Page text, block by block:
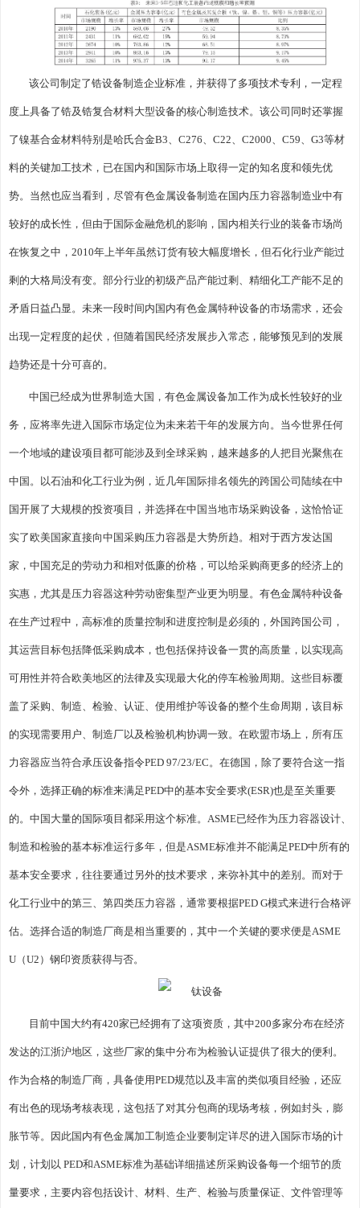
该公司制定了锆设备制造企业标准，并获得了多项技术专利，一定程
度上具备了锆及锆复合材料大型设备的核心制造技术。该公司同时还掌握
了镍基合金材料特别是哈氏合金B3、C276、C22、C2000、C59、G3等材
料的关键加工技术，已在国内和国际市场上取得一定的知名度和领先优
势。当然也应当看到，尽管有色金属设备制造在国内压力容器制造业中有
较好的成长性，但由于国际金融危机的影响，国内相关行业的装备市场尚
在恢复之中，2010年上半年虽然订货有较大幅度增长，但石化行业产能过
剩的大格局没有变。部分行业的初级产品产能过剩、精细化工产能不足的
矛盾日益凸显。未来一段时间内国内有色金属特种设备的市场需求，还会
出现一定程度的起伏，但随着国民经济发展步入常态，能够预见到的发展
趋势还是十分可喜的。
中国已经成为世界制造大国，有色金属设备加工作为成长性较好的业
务，应将率先进入国际市场定位为未来若干年的发展方向。当今世界任何
一个地域的建设项目都可能涉及到全球采购，越来越多的人把目光聚焦在
中国。以石油和化工行业为例，近几年国际排名领先的跨国公司陆续在中
国开展了大规模的投资项目，并选择在中国当地市场采购设备，这恰恰证
实了欧美国家直接向中国采购压力容器是大势所趋。相对于西方发达国
家，中国充足的劳动力和相对低廉的价格，可以给采购商更多的经济上的
实惠，尤其是压力容器这种劳动密集型产业更为明显。有色金属特种设备
在生产过程中，高标准的质量控制和进度控制是必须的，外国跨国公司，
其运营目标包括降低采购成本，也包括保持设备一贯的高质量，以实现高
可用性并符合欧美地区的法律及实现最大化的停车检验周期。这些目标覆
盖了采购、制造、检验、认证、使用维护等设备的整个生命周期，该目标
的实现需要用户、制造厂以及检验机构协调一致。在欧盟市场上，所有压
力容器应当符合承压设备指令PED 97/23/EC。在德国，除了要符合这一指
令外，选择正确的标准来满足PED中的基本安全要求(ESR)也是至关重要
的。中国大量的国际项目都采用这个标准。ASME已经作为压力容器设计、
制造和检验的基本标准运行多年，但是ASME标准并不能满足PED中所有的
基本安全要求，往往要通过另外的技术要求，来弥补其中的差别。而对于
化工行业中的第三、第四类压力容器，通常要根据PED G模式来进行合格评
估。选择合适的制造厂商是相当重要的，其中一个关键的要求便是ASME
U（U2）钢印资质获得与否。
目前中国大约有420家已经拥有了这项资质，其中200多家分布在经济
发达的江浙沪地区，这些厂家的集中分布为检验认证提供了很大的便利。
作为合格的制造厂商，具备使用PED规范以及丰富的类似项目经验，还应
有出色的现场考核表现，这包括了对其分包商的现场考核，例如封头，膨
胀节等。因此国内有色金属加工制造企业要制定详尽的进入国际市场的计
划，计划以 PED和ASME标准为基础详细描述所采购设备每一个细节的质
量要求，主要内容包括设计、材料、生产、检验与质量保证、文件管理等